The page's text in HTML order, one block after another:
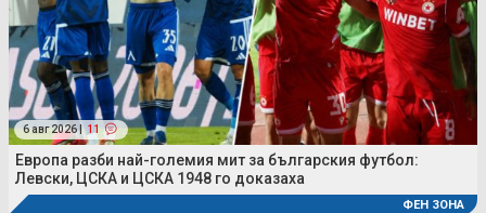
6 авг 2026 | 11
Европа разби най-големия мит за българския футбол:
Левски, ЦСКА и ЦСКА 1948 го доказаха
ФЕН ЗОНА